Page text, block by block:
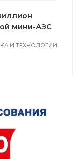
мини-АЗС
И ТЕХНОЛОГИИ